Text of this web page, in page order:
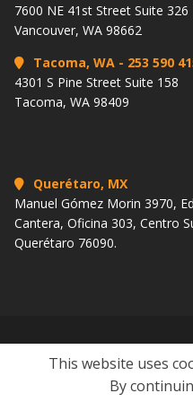
7600 NE 41st Street Suite 326
Vancouver, WA 98662
Tacoma, WA - 253 590
4301 S Pine Street Suite 158
Tacoma, WA 98409
Querétaro, MX
Manuel Gómez Morin 3970,
Cantera, Oficina 303, Centro
Querétaro 76090.
Ciudadanía
Perdones
This website uses
By